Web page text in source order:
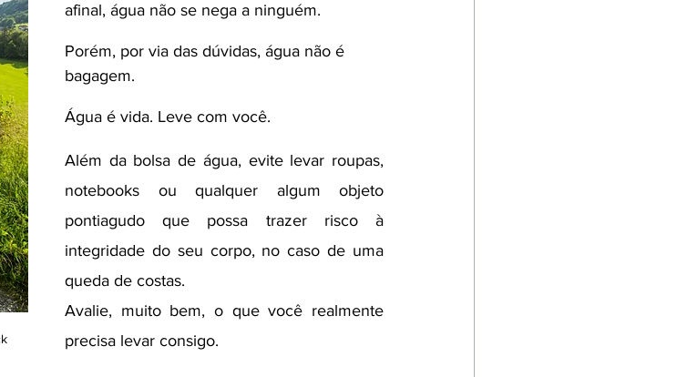
afinal, água não se nega a ninguém.
Porém, por via das dúvidas, água não é
bagagem.
Água é vida. Leve com você.
Além da bolsa de água, evite levar roupas,
notebooks ou qualquer algum objeto
pontiagudo que possa trazer risco à
integridade do seu corpo, no caso de uma
queda de costas.
Avalie, muito bem, o que você realmente
precisa levar consigo.